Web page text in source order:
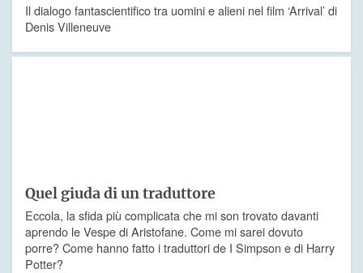
Il dialogo fantascientifico tra uomini e alieni nel film ‘Arrival’ di
Denis Villeneuve
Quel giuda di un traduttore
Eccola, la sfida più complicata che mi son trovato davanti
aprendo le Vespe di Aristofane. Come mi sarei dovuto
porre? Come hanno fatto i traduttori de I Simpson e di Harry
Potter?